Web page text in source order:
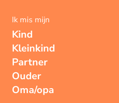
Ik mis mijn
Kind
Kleinkind
Partner
Ouder
Oma/opa